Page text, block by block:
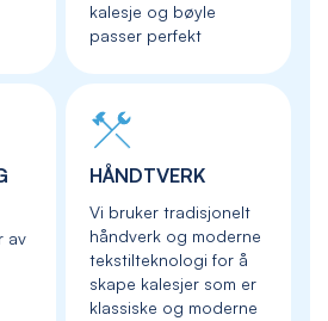
kalesje og bøyle
passer perfekt
av
HÅNDTVERK
Vi bruker tradisjonelt
håndverk og moderne
tekstilteknologi for å
skape kalesjer som er
klassiske og moderne